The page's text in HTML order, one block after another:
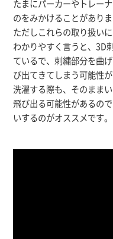
たまにパーカーやトレー
のをみかけることがありま
ただしこれらの取り扱い
わかりやすく言うと、3D
ているで、刺繍部分を曲
び出てきてしまう可能性が
洗濯する際も、そのまま
飛び出る可能性があるの
いするのがオススメです。